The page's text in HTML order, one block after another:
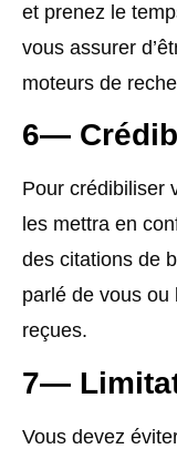
et prenez le
vous assurer
moteurs de
6—
Pour crédibiliser
les mettra en
des citations de
parlé de vous ou
reçues.
7—
Vous devez